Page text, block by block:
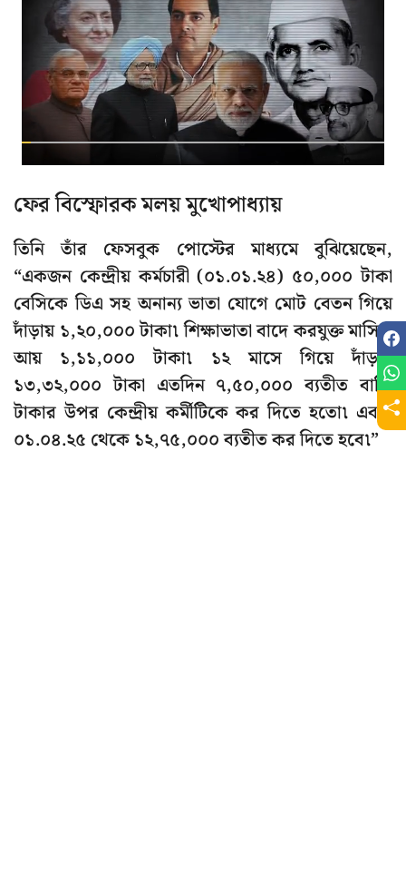
ফের বিস্ফোরক মলয় মুখোপাধ্যায়
তিনি তাঁর ফেসবুক পোস্টের মাধ্যমে বুঝিয়েছেন,
“একজন কেন্দ্রীয় কর্মচারী (০১.০১.২৪) ৫০,০০০ টাকা
বেসিকে ডিএ সহ অনান্য ভাতা যোগে মোট বেতন গিয়ে
দাঁড়ায় ১,২০,০০০ টাকা৷ শিক্ষাভাতা বাদে করযুক্ত মাসিক
আয় ১,১১,০০০ টাকা৷ ১২ মাসে গিয়ে দাঁড়ায়
১৩,৩২,০০০ টাকা এতদিন ৭,৫০,০০০ ব্যতীত বাকি
টাকার উপর কেন্দ্রীয় কর্মীটিকে কর দিতে হতো৷ এবার
০১.০৪.২৫ থেকে ১২,৭৫,০০০ ব্যতীত কর দিতে হবে৷”